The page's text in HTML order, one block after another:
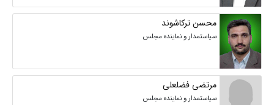
محسن ترکاشوند
سیاستمدار و نماینده مجلس
مرتضی فضلعلی
سیاستمدار و نماینده مجلس